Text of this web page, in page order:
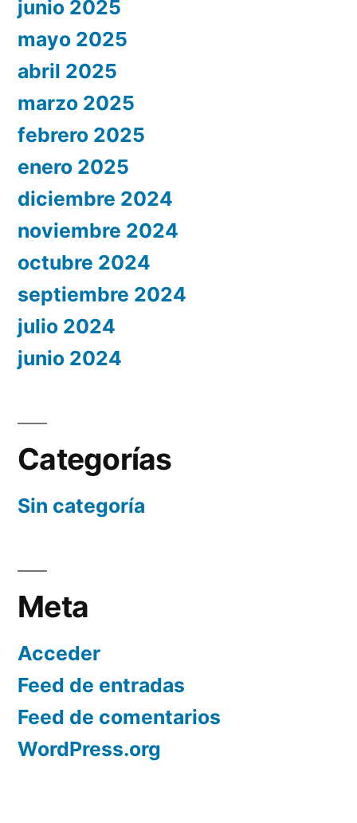
junio 2025
mayo 2025
abril 2025
marzo 2025
febrero 2025
enero 2025
diciembre 2024
noviembre 2024
octubre 2024
septiembre 2024
julio 2024
junio 2024
Categorías
Sin categoría
Meta
Acceder
Feed de entradas
Feed de comentarios
WordPress.org